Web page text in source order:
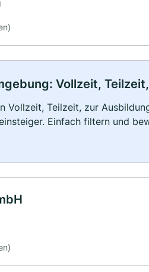
Vollzeit,
Vollzeit, Teilzeit, zur
Einfach filtern und